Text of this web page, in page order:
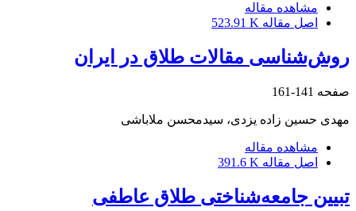
مشاهده مقاله
اصل مقاله 523.91 K
روش‌شناسی مقالات طلاق در ایران
صفحه 141-161
مهدی حسین زاده یزدی، سیدمحسن ملاباشی
مشاهده مقاله
اصل مقاله 391.6 K
تبیین جامعه‌شناختی طلاق عاطفی